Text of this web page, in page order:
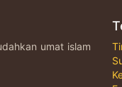
umat islam